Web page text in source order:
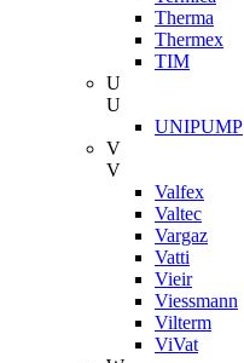
Therma
Thermex
TIM
U
U
UNIPUMP
V
V
Valfex
Valtec
Vargaz
Vatti
Vieir
Viessmann
Vilterm
ViVat